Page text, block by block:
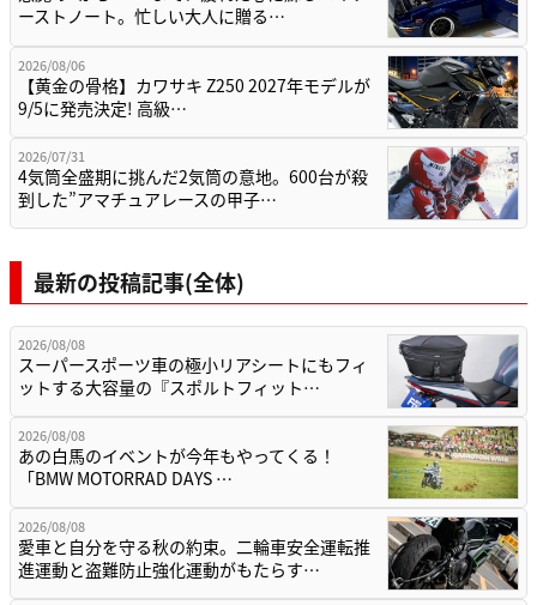
ーストノート。忙しい大人に贈る…
2026/08/06
【黄金の骨格】カワサキ Z250 2027年モデルが
9/5に発売決定! 高級…
2026/07/31
4気筒全盛期に挑んだ2気筒の意地。600台が殺
到した”アマチュアレースの甲子…
最新の投稿記事(全体)
2026/08/08
スーパースポーツ車の極小リアシートにもフィ
ットする大容量の『スポルトフィット…
2026/08/08
あの白馬のイベントが今年もやってくる！
「BMW MOTORRAD DAYS …
2026/08/08
愛車と自分を守る秋の約束。二輪車安全運転推
進運動と盗難防止強化運動がもたらす…